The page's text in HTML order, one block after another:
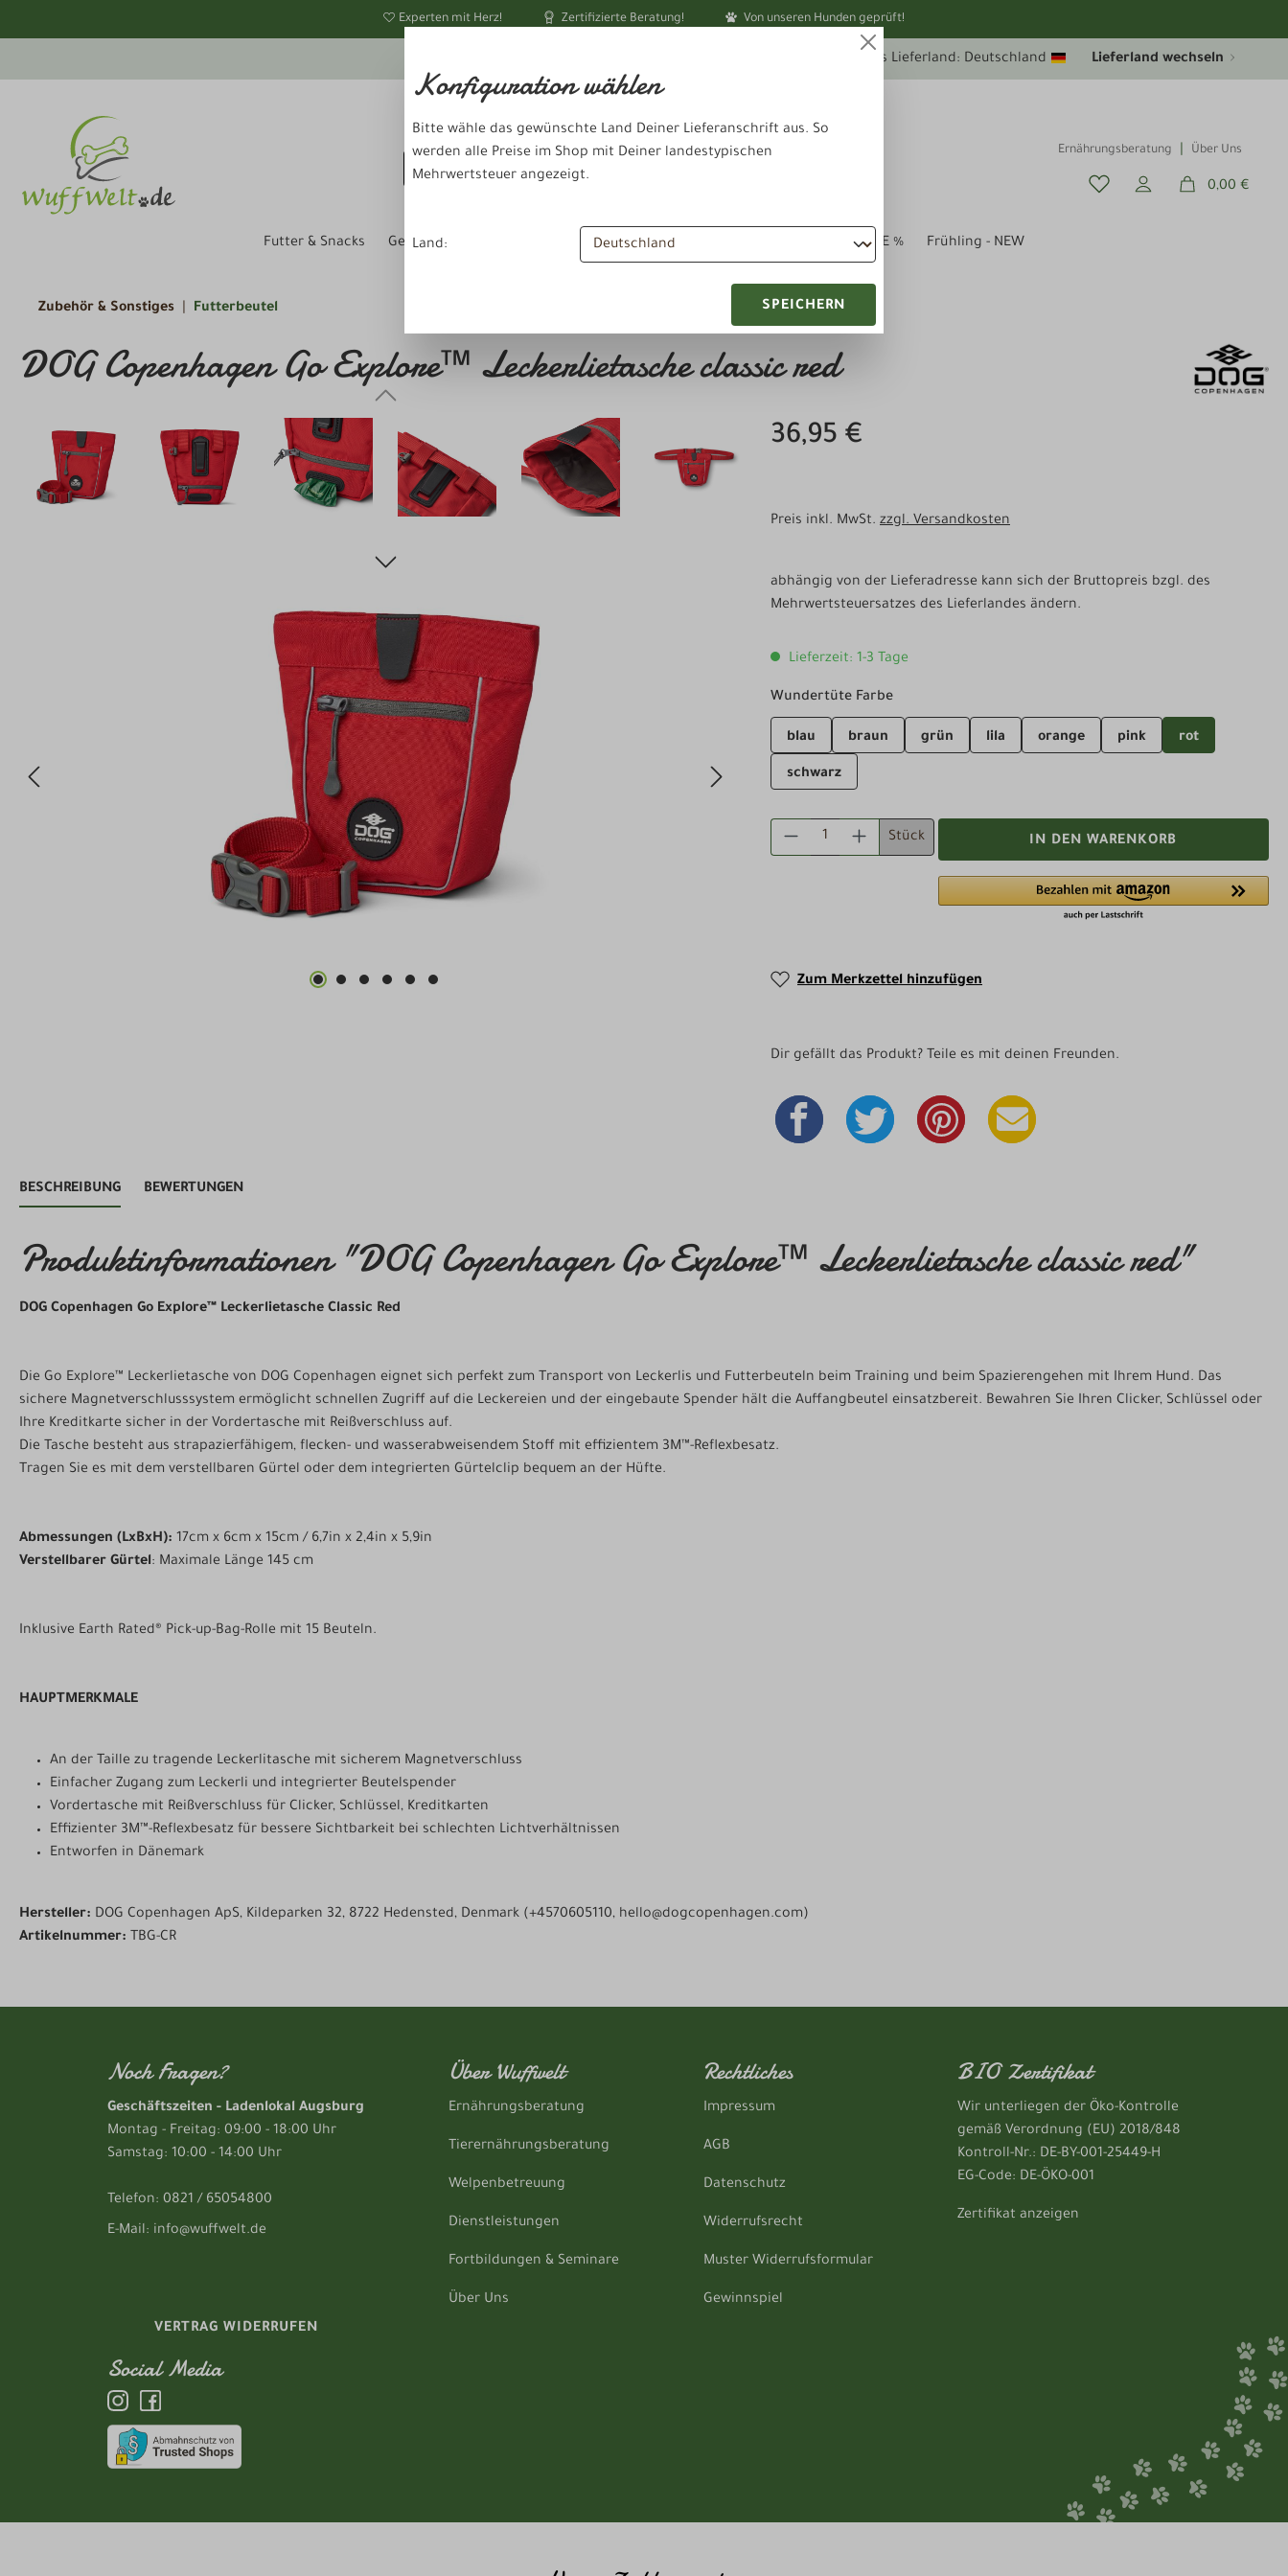
Experten mit Herz! Zertifizierte Beratung! Von unseren Hunden geprüft!
Ihr aktuelles Lieferland: Deutschland Lieferland wechseln
Ernährungsberatung Über Uns
0,00 €
Futter & Snacks Gesundheit & Pflege Schlafen & Ausruhen SALE % Frühling - NEW
Zubehör & Sonstiges Futterbeutel
DOG Copenhagen Go Explore™ Leckerlietasche classic red
36,95 €
Preis inkl. MwSt. zzgl. Versandkosten
abhängig von der Lieferadresse kann sich der Bruttopreis bzgl. des
Mehrwertsteuersatzes des Lieferlandes ändern.
Lieferzeit: 1-3 Tage
Wundertüte Farbeauswählen
blau braun grün lila orange pink rot
schwarz
PRODUKT ANZAHL: GIB DEN GEWÜNSCHTEN WERT
Stück IN DEN WARENKORB
Zum Merkzettel hinzufügen
Dir gefällt das Produkt? Teile es mit deinen Freunden.
BESCHREIBUNG BEWERTUNGEN
Produktinformationen "DOG Copenhagen Go Explore™ Leckerlietasche classic red"
DOG Copenhagen Go Explore™ Leckerlietasche Classic Red
Die Go Explore™ Leckerlietasche von DOG Copenhagen eignet sich perfekt zum Transport von Leckerlis und Futterbeuteln beim Training und beim Spazierengehen mit Ihrem Hund. Das
sichere Magnetverschlusssystem ermöglicht schnellen Zugriff auf die Leckereien und der eingebaute Spender hält die Auffangbeutel einsatzbereit. Bewahren Sie Ihren Clicker, Schlüssel oder
Ihre Kreditkarte sicher in der Vordertasche mit Reißverschluss auf.
Die Tasche besteht aus strapazierfähigem, flecken- und wasserabweisendem Stoff mit effizientem 3M™-Reflexbesatz.
Tragen Sie es mit dem verstellbaren Gürtel oder dem integrierten Gürtelclip bequem an der Hüfte.
Abmessungen (LxBxH): 17cm x 6cm x 15cm / 6,7in x 2,4in x 5,9in
Verstellbarer Gürtel: Maximale Länge 145 cm
Inklusive Earth Rated® Pick-up-Bag-Rolle mit 15 Beuteln.
HAUPTMERKMALE
An der Taille zu tragende Leckerlitasche mit sicherem Magnetverschluss
Einfacher Zugang zum Leckerli und integrierter Beutelspender
Vordertasche mit Reißverschluss für Clicker, Schlüssel, Kreditkarten
Effizienter 3M™-Reflexbesatz für bessere Sichtbarkeit bei schlechten Lichtverhältnissen
Entworfen in Dänemark
Hersteller: DOG Copenhagen ApS, Kildeparken 32, 8722 Hedensted, Denmark (+4570605110, hello@dogcopenhagen.com)
Artikelnummer: TBG-CR
Noch Fragen?
Geschäftszeiten - Ladenlokal Augsburg
Montag - Freitag: 09:00 - 18:00 Uhr
Samstag: 10:00 - 14:00 Uhr
Telefon: 0821 / 65054800
E-Mail: info@wuffwelt.de
VERTRAG WIDERRUFEN
Über Wuffwelt
Ernährungsberatung
Tierernährungsberatung
Welpenbetreuung
Dienstleistungen
Fortbildungen & Seminare
Über Uns
Rechtliches
Impressum
AGB
Datenschutz
Widerrufsrecht
Muster Widerrufsformular
Gewinnspiel
BIO Zertifikat
Wir unterliegen der Öko-Kontrolle
gemäß Verordnung (EU) 2018/848
Kontroll-Nr.: DE-BY-001-25449-H
EG-Code: DE-ÖKO-001
Zertifikat anzeigen
Social Media
Konfiguration wählen
Bitte wähle das gewünschte Land Deiner Lieferanschrift aus. So
werden alle Preise im Shop mit Deiner landestypischen
Mehrwertsteuer angezeigt.
Land:
SPEICHERN